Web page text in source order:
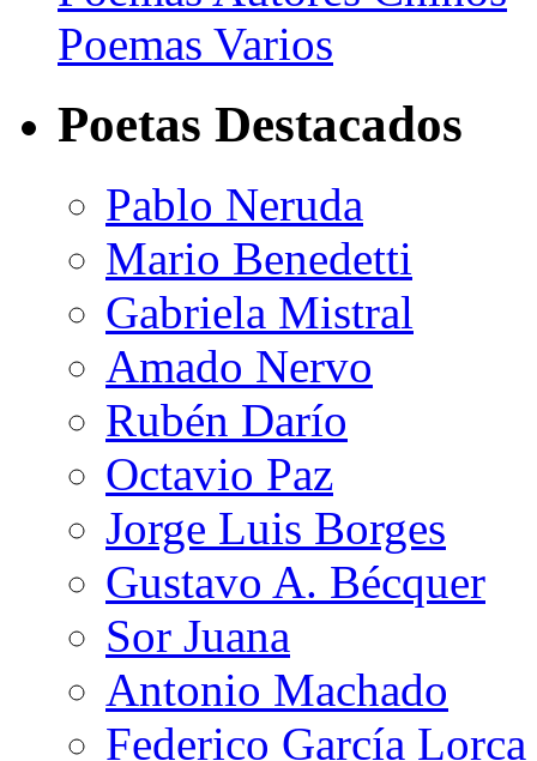
Poemas Varios
Poetas Destacados
Pablo Neruda
Mario Benedetti
Gabriela Mistral
Amado Nervo
Rubén Darío
Octavio Paz
Jorge Luis Borges
Gustavo A. Bécquer
Sor Juana
Antonio Machado
Federico García Lorca